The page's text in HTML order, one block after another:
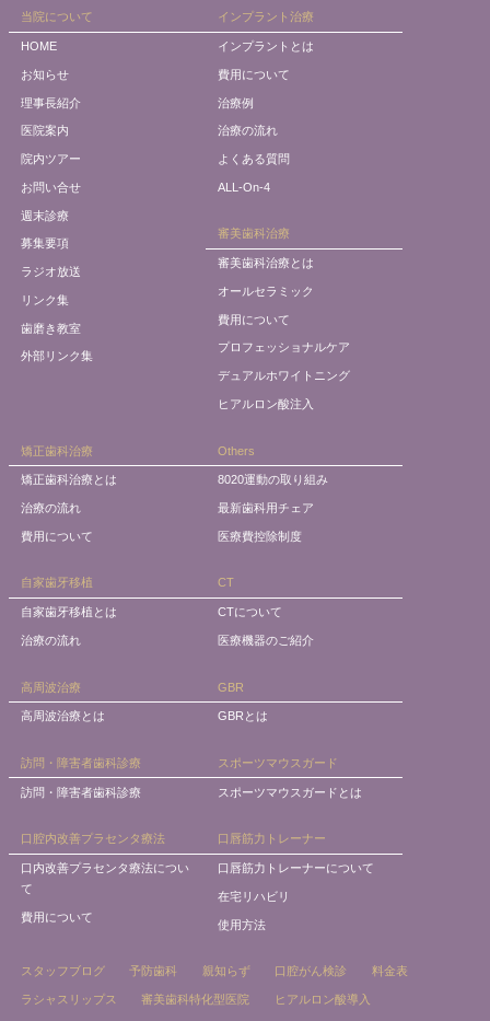
当院について
HOME
お知らせ
理事長紹介
医院案内
院内ツアー
お問い合せ
週末診療
募集要項
ラジオ放送
リンク集
歯磨き教室
外部リンク集
インプラント治療
インプラントとは
費用について
治療例
治療の流れ
よくある質問
ALL-On-4
審美歯科治療
審美歯科治療とは
オールセラミック
費用について
プロフェッショナルケア
デュアルホワイトニング
ヒアルロン酸注入
矯正歯科治療
矯正歯科治療とは
治療の流れ
費用について
Others
8020運動の取り組み
最新歯科用チェア
医療費控除制度
自家歯牙移植
自家歯牙移植とは
治療の流れ
CT
CTについて
医療機器のご紹介
高周波治療
高周波治療とは
GBR
GBRとは
訪問・障害者歯科診療
訪問・障害者歯科診療
スポーツマウスガード
スポーツマウスガードとは
口腔内改善プラセンタ療法
口内改善プラセンタ療法につい
て
費用について
口唇筋力トレーナー
口唇筋力トレーナーについて
在宅リハビリ
使用方法
スタッフブログ 予防歯科 親知らず 口腔がん検診 料金表
ラシャスリップス 審美歯科特化型医院 ヒアルロン酸導入